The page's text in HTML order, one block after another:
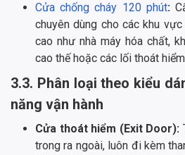
Cửa chống cháy 120 phút:
chuyên dùng cho các khu
cao như nhà máy hóa chất,
cao thế hoặc các lối thoát
3.3. Phân loại theo kiểu
năng vận hành
Cửa thoát hiểm (Exit Door):
trong ra ngoài, luôn đi kèm